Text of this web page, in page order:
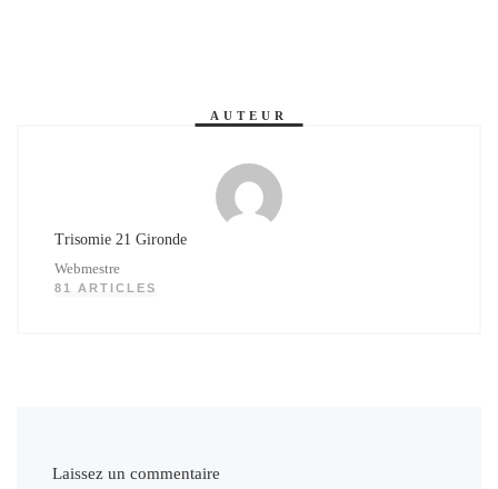
AUTEUR
Trisomie 21 Gironde
Webmestre
81 ARTICLES
Laissez un commentaire